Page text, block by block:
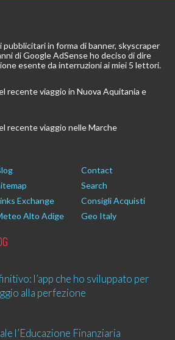
in forma di banner, skyscraper
di Google AdSense ho deciso di dire
esente da interruzioni ai miei 5 lettori.
recente viaggio in Nuova Aquitania e
recente viaggio nelle Marche
Contact
Search
Exchange
Consigli Acquisti
Alto Adige Geo Italy
l’app che ho sviluppato per
alla perfezione
l’Educazione Finanziaria